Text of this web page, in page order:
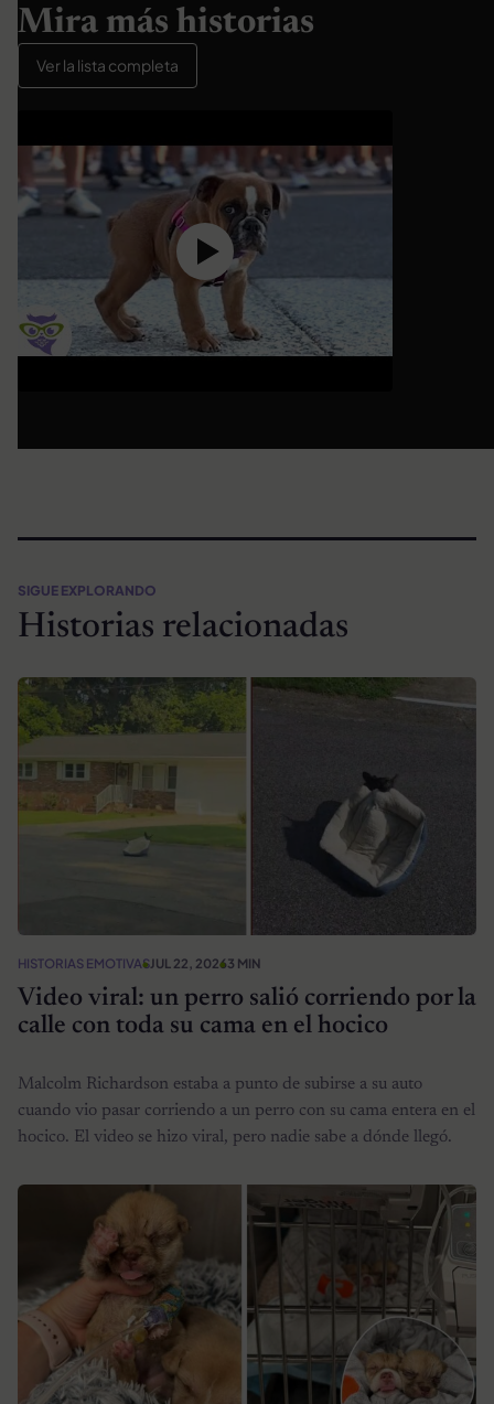
Mira más historias
Ver la lista completa
SIGUE EXPLORANDO
Historias relacionadas
HISTORIAS EMOTIVASJUL 22, 20263 MIN
Video viral: un perro salió corriendo por la
calle con toda su cama en el hocico
Malcolm Richardson estaba a punto de subirse a su auto
cuando vio pasar corriendo a un perro con su cama entera en el
hocico. El video se hizo viral, pero nadie sabe a dónde llegó.